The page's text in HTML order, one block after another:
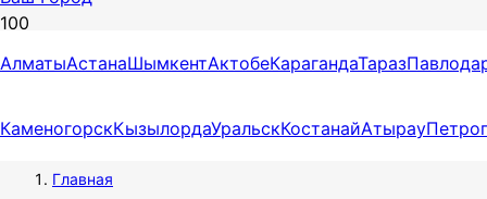
АлматыАстанаШымкентАктобеКарагандаТараз
КаменогорскКызылордаУральскКостанайАтырау
ПРОЕКТ ДОМА “О-164” 164
КВ.М2
Главная